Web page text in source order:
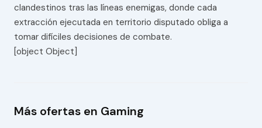
clandestinos tras las líneas enemigas, donde cada
extracción ejecutada en territorio disputado obliga a
tomar difíciles decisiones de combate.
[object Object]
Más ofertas en Gaming